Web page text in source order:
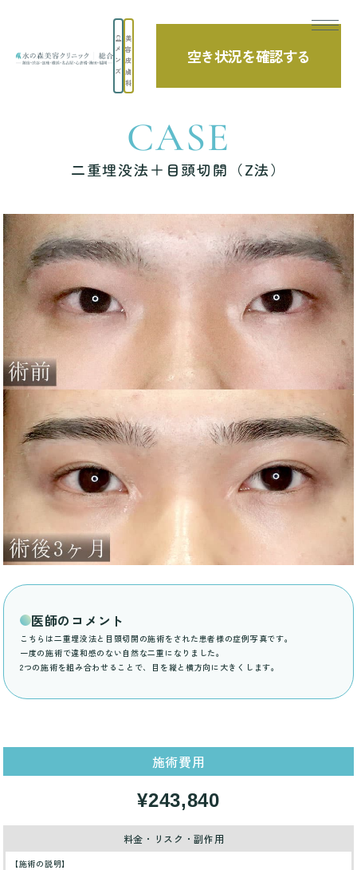
メ
ン
ズ
美
容
皮
膚
科
空き状況を確認する
TOP 症例写真 二重埋没法＋目頭切開（Z法）
CASE
二重埋没法＋目頭切開（Z法）
医師のコメント
こちらは二重埋没法と目頭切開の施術をされた患者様の症例写真です。
一度の施術で違和感のない自然な二重になりました。
2つの施術を組み合わせることで、目を縦と横方向に大きくします。
施術費用
¥243,840
料金・リスク・副作用
【施術の説明】